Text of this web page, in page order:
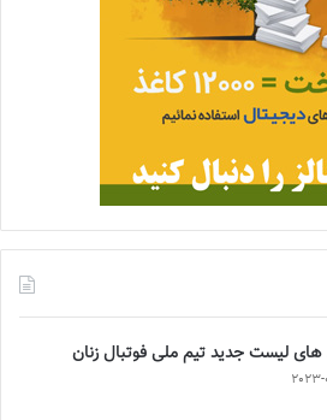
ليست جدید تيم ملى فوتبال زنان
2023-